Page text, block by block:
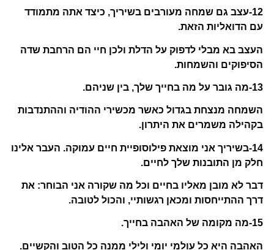
12-עצב גם שמחה מעורבים בשיריך, כיצד אתה מתמודד
עם הדואליות הזאת.
העצב בא מבלי לדפוק על הדלת ולכן חיי הם הרחבת שדה
הסיפוקים והשמחות.
13-מה גובר על מה בחייך שלך, בין שניהם.
השמחה מנצחת בגדול כאשר מכשירי ההודיה וההתנדבות
בקהילה משמרים את היתרון.
14-בשיריך אני מוצאת פילוסופיית חיים עמוקה. העבר אלינו
חלק מן התובנות שלך לחיים.
דבר לא מובן מאליו בחיים וכל מה שקורה אני הבוחר: את
דרך ההתייחסות ומכאן רגשותיי, והכול לטובה.
15-מה מקומה של האהבה בחייך.
האהבה היא כל עולמי יומי ולילי ממנה כל הטוב והקשיים.